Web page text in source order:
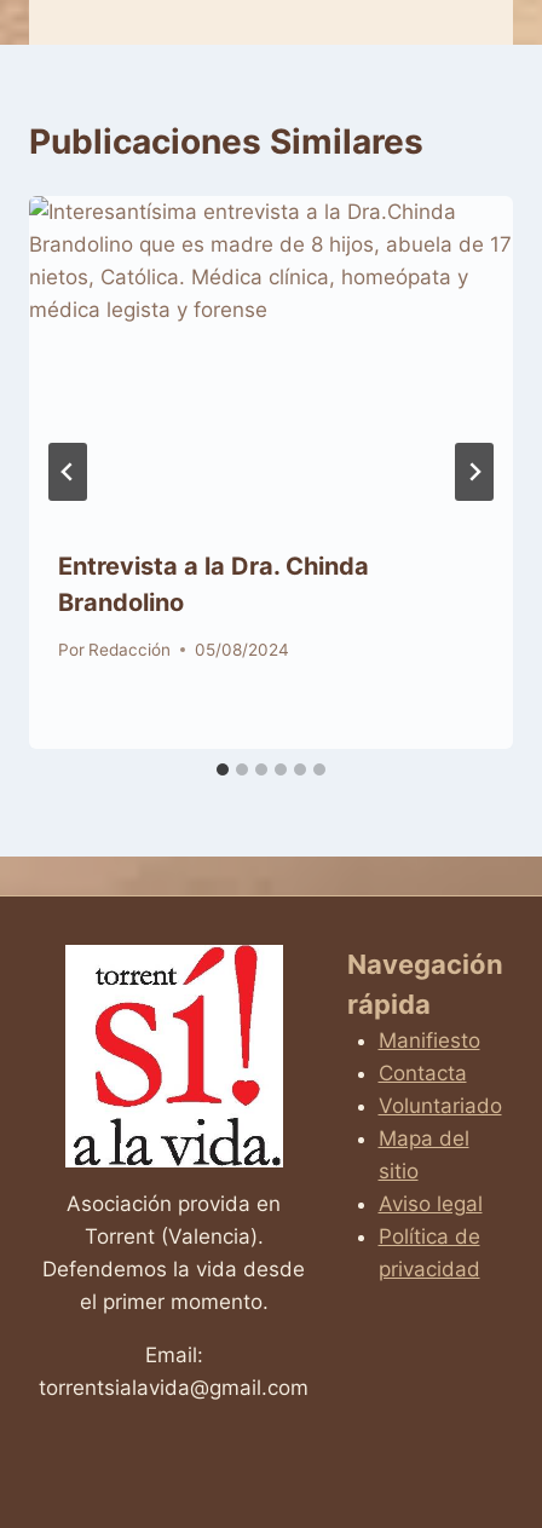
Publicaciones Similares
Entrevista a la Dra. Chinda
Brandolino
Por Redacción 05/08/2024
Asociación provida en
Torrent (Valencia).
Defendemos la vida desde
el primer momento.
Email:
torrentsialavida@gmail.com
Navegación
rápida
Manifiesto
Contacta
Voluntariado
Mapa del
sitio
Aviso legal
Política de
privacidad